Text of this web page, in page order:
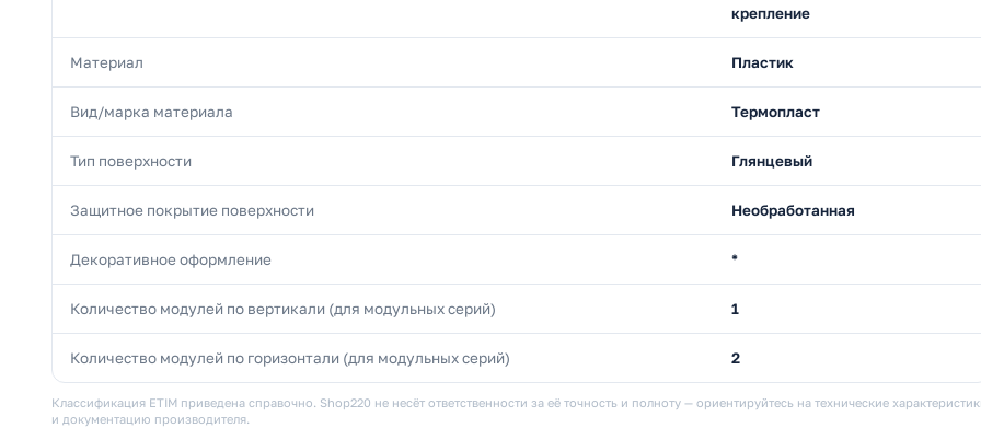
крепление
Материал Пластик
Вид/марка материала Термопласт
Тип поверхности Глянцевый
Защитное покрытие поверхности Необработанная
Декоративное оформление *
Количество модулей по вертикали (для модульных серий) 1
Количество модулей по горизонтали (для модульных серий) 2
Классификация ETIM приведена справочно. Shop220 не несёт ответственности за её точность и полноту — ориентируйтесь на технические
и документацию производителя.